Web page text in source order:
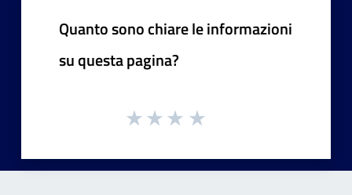
Quanto sono chiare le informazioni
su questa pagina?